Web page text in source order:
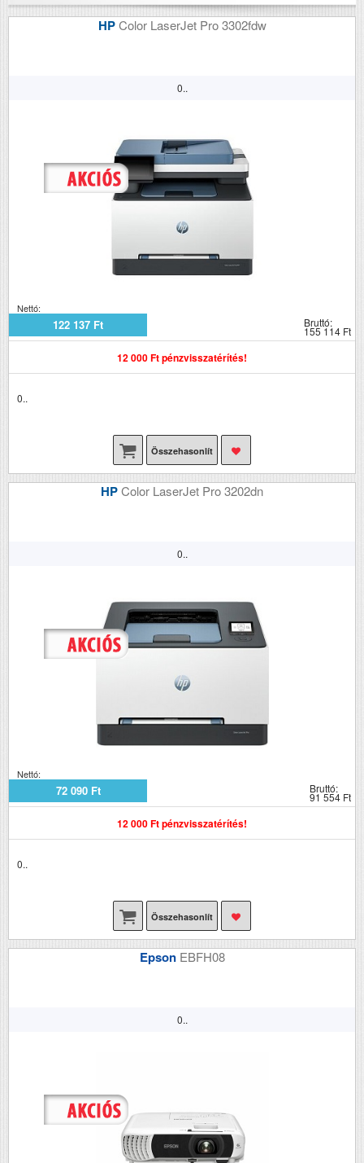
HPColor LaserJet Pro 3302fdw
0..
Nettó:
122 137 Ft Bruttó:
155 114 Ft
12 000 Ft pénzvisszatérítés!
0..
Összehasonlít
HPColor LaserJet Pro 3202dn
0..
Nettó:
72 090 Ft Bruttó:
91 554 Ft
12 000 Ft pénzvisszatérítés!
0..
Összehasonlít
Epson EBFH08
0..